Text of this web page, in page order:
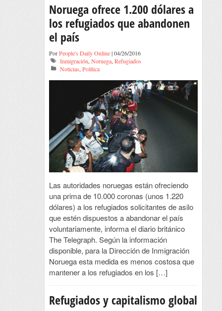
Noruega ofrece 1.200 dólares a
los refugiados que abandonen
el país
PorPeople's Daily Online| 04/26/2016
Inmigración, Noruega, Refugiados
Noticias, Política
Las autoridades noruegas están ofreciendo
una prima de 10.000 coronas (unos 1.220
dólares) a los refugiados solicitantes de asilo
que estén dispuestos a abandonar el país
voluntariamente, informa el diario británico
The Telegraph. Según la información
disponible, para la Dirección de Inmigración
Noruega esta medida es menos costosa que
mantener a los refugiados en los […]
Refugiados y capitalismo global